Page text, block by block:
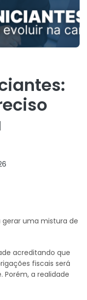
uma mistura de
acreditando que
fiscais será
a realidade